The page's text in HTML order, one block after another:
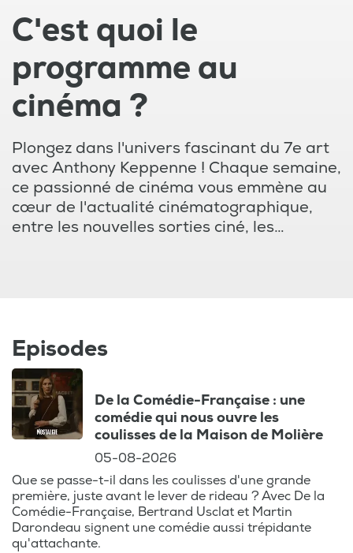
C'est quoi le
programme au
cinéma ?
Plongez dans l'univers fascinant du 7e art
avec Anthony Keppenne ! Chaque semaine,
ce passionné de cinéma vous emmène au
cœur de l'actualité cinématographique,
entre les nouvelles sorties ciné, les
podcast est votre rendez-vous
incontournable pour ne rien manquer du
programme des salles de cinéma.
Explorez également les coulisses des plus
grands studios comme Disney, Amazon ou
HBO, et découvrez les secrets des
réalisateurs et des acteurs qui façonnent
le paysage cinématographique mondial.
Ce podcast est aussi l'occasion de recevoir
des conseils avisés pour choisir vos
Episodes
De la Comédie-Française : une
comédie qui nous ouvre les
coulisses de la Maison de Molière
05-08-2026
Que se passe-t-il dans les coulisses d'une grande
première, juste avant le lever de rideau ? Avec De la
Comédie-Française, Bertrand Usclat et Martin
Darondeau signent une comédie aussi trépidante
qu'attachante.